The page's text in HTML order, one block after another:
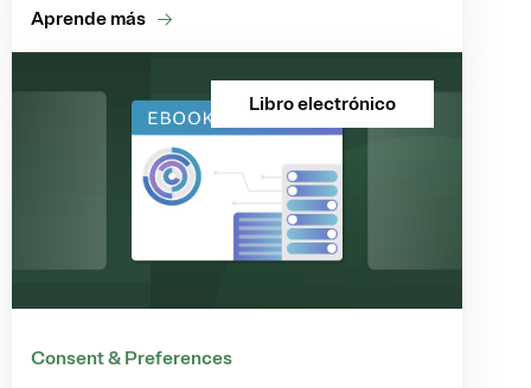
Aprende más
Libro electrónico
Consent & Preferences